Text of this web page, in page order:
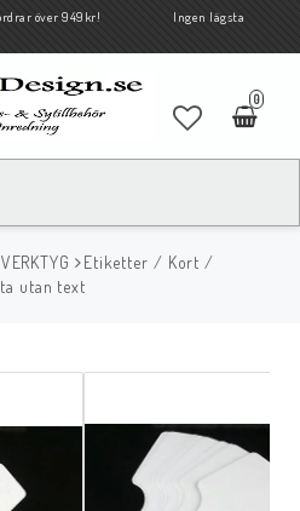
över 949kr! Ingen lägsta
0
Etiketter / Kort /
utan text